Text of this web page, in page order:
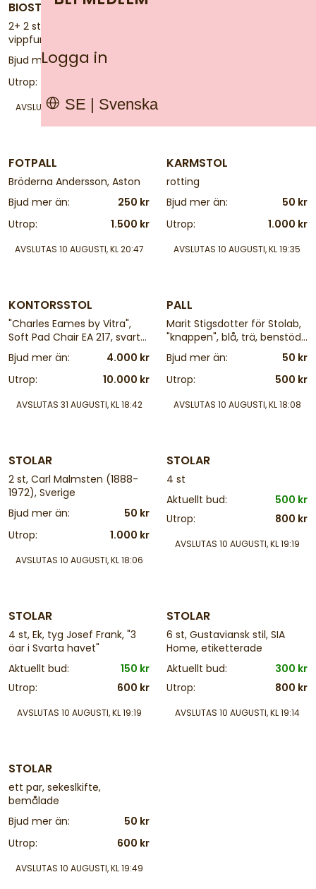
Logga in
SE | Svenska
BIOSTOLAR
2+ 2 st, röd klädsel,
vippfunktion. Från Bio Rio,
Stockholm
Bjud mer än:
Utrop:
AVSLUTAS 10 AUGUSTI, KL 19:55
FOTPALL
Bröderna Andersson, Aston
Bjud mer än:
250 kr
Utrop:
1.500 kr
AVSLUTAS 10 AUGUSTI, KL 20:47
KARMSTOL
rotting
Bjud mer än:
50 kr
Utrop:
1.000 kr
AVSLUTAS 10 AUGUSTI, KL 19:35
KONTORSSTOL
"Charles Eames by Vitra",
Soft Pad Chair EA 217, svart
läder och tyg, gjuten
aluminium, ställbar
Bjud mer än:
4.000 kr
Utrop:
10.000 kr
AVSLUTAS 31 AUGUSTI, KL 18:42
PALL
Marit Stigsdotter för Stolab,
"knappen", blå, trä, benstöd i
metall. Höjd: 76 cm
Bjud mer än:
50 kr
Utrop:
500 kr
AVSLUTAS 10 AUGUSTI, KL 18:08
STOLAR
2 st, Carl Malmsten (1888-
1972), Sverige
Bjud mer än:
50 kr
Utrop:
1.000 kr
AVSLUTAS 10 AUGUSTI, KL 18:06
STOLAR
4 st
Aktuellt bud:
500 kr
Utrop:
800 kr
AVSLUTAS 10 AUGUSTI, KL 19:19
STOLAR
4 st, Ek, tyg Josef Frank, "3
öar i Svarta havet"
Aktuellt bud:
150 kr
Utrop:
600 kr
AVSLUTAS 10 AUGUSTI, KL 19:19
STOLAR
6 st, Gustaviansk stil, SIA
Home, etiketterade
Aktuellt bud:
300 kr
Utrop:
800 kr
AVSLUTAS 10 AUGUSTI, KL 19:14
STOLAR
ett par, sekeslkifte,
bemålade
Bjud mer än:
50 kr
Utrop:
600 kr
AVSLUTAS 10 AUGUSTI, KL 19:49